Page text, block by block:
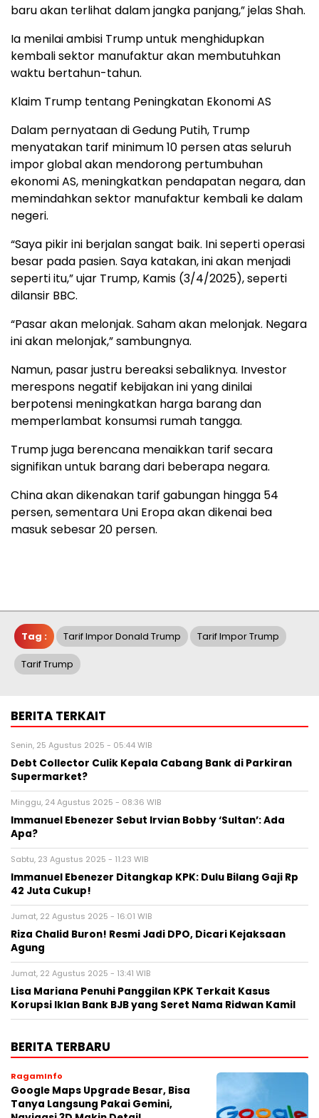
baru akan terlihat dalam jangka panjang,” jelas Shah.
Ia menilai ambisi Trump untuk menghidupkan
kembali sektor manufaktur akan membutuhkan
waktu bertahun-tahun.
Klaim Trump tentang Peningkatan Ekonomi AS
Dalam pernyataan di Gedung Putih, Trump
menyatakan tarif minimum 10 persen atas seluruh
impor global akan mendorong pertumbuhan
ekonomi AS, meningkatkan pendapatan negara, dan
memindahkan sektor manufaktur kembali ke dalam
negeri.
“Saya pikir ini berjalan sangat baik. Ini seperti operasi
besar pada pasien. Saya katakan, ini akan menjadi
seperti itu,” ujar Trump, Kamis (3/4/2025), seperti
dilansir BBC.
“Pasar akan melonjak. Saham akan melonjak. Negara
ini akan melonjak,” sambungnya.
Namun, pasar justru bereaksi sebaliknya. Investor
merespons negatif kebijakan ini yang dinilai
berpotensi meningkatkan harga barang dan
memperlambat konsumsi rumah tangga.
Trump juga berencana menaikkan tarif secara
signifikan untuk barang dari beberapa negara.
China akan dikenakan tarif gabungan hingga 54
persen, sementara Uni Eropa akan dikenai bea
masuk sebesar 20 persen.
Tag : Tarif Impor Donald Trump Tarif Impor Trump
Tarif Trump
BERITA TERKAIT
Senin, 25 Agustus 2025 - 05:44 WIB
Debt Collector Culik Kepala Cabang Bank di Parkiran
Supermarket?
Minggu, 24 Agustus 2025 - 08:36 WIB
Immanuel Ebenezer Sebut Irvian Bobby ‘Sultan’: Ada
Apa?
Sabtu, 23 Agustus 2025 - 11:23 WIB
Immanuel Ebenezer Ditangkap KPK: Dulu Bilang Gaji Rp
42 Juta Cukup!
Jumat, 22 Agustus 2025 - 16:01 WIB
Riza Chalid Buron! Resmi Jadi DPO, Dicari Kejaksaan
Agung
Jumat, 22 Agustus 2025 - 13:41 WIB
Lisa Mariana Penuhi Panggilan KPK Terkait Kasus
Korupsi Iklan Bank BJB yang Seret Nama Ridwan Kamil
BERITA TERBARU
RagamInfo
Google Maps Upgrade Besar, Bisa
Tanya Langsung Pakai Gemini,